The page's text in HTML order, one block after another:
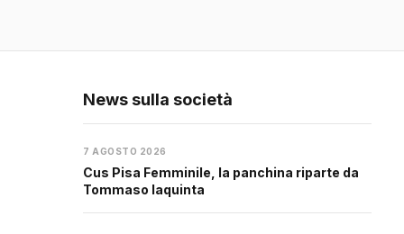
News sulla società
7 AGOSTO 2026
Cus Pisa Femminile, la panchina riparte da
Tommaso Iaquinta